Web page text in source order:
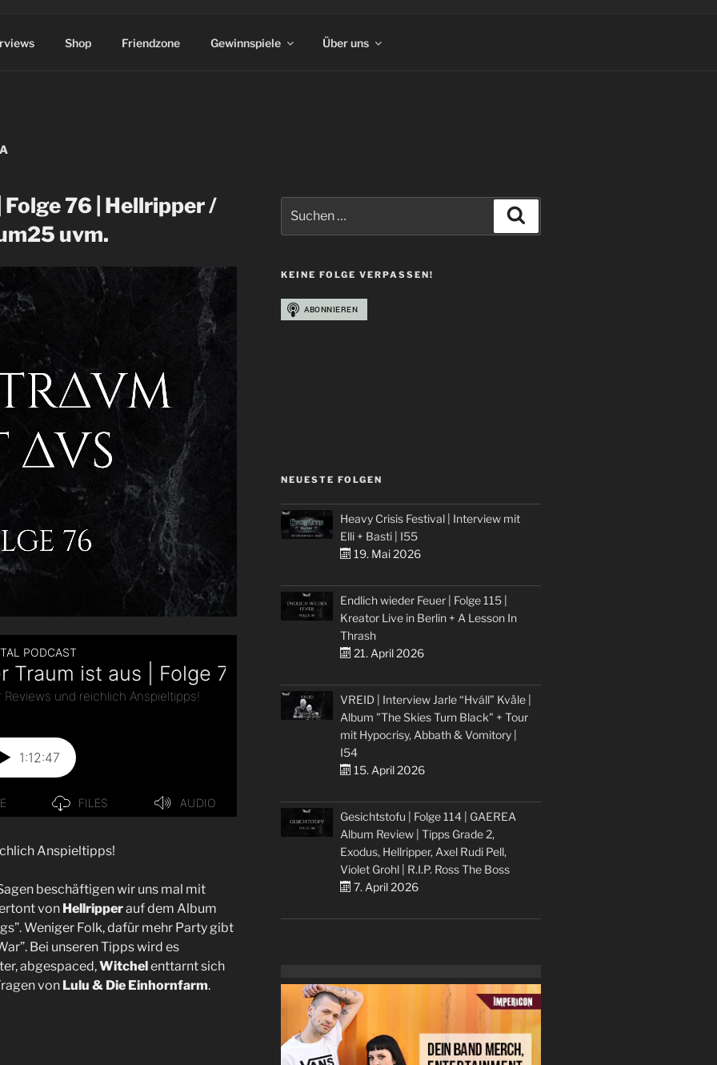
Shop Friendzone Gewinnspiele Über uns
76 | Hellripper /
uvm.
Anspieltipps!
beschäftigen wir uns mal mit
von Hellripperauf dem Album
Weniger Folk, dafür mehr Party gibt
Bei unseren Tipps wird es
abgespaced,Witchelenttarnt sich
von Lulu & Die Einhornfarm.
nach:
KEINE FOLGE VERPASSEN!
NEUESTE FOLGEN
Heavy Crisis Festival | Interview mit
Elli + Basti | I55
19. Mai 2026
Endlich wieder Feuer | Folge 115 |
Kreator Live in Berlin + A Lesson In
Thrash
21. April 2026
VREID | Interview Jarle “Hváll” Kvåle |
Album "The Skies Turn Black" + Tour
mit Hypocrisy, Abbath & Vomitory |
I54
15. April 2026
Gesichtstofu | Folge 114 | GAEREA
Album Review | Tipps Grade 2,
Exodus, Hellripper, Axel Rudi Pell,
Violet Grohl | R.I.P. Ross The Boss
7. April 2026